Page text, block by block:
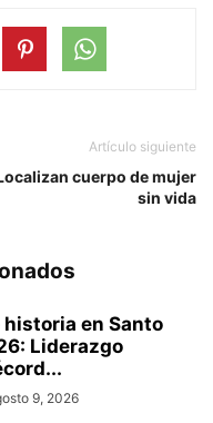
Artículo siguiente
cuerpo de mujer
sin vida
historia en Santo
Liderazgo
9, 2026